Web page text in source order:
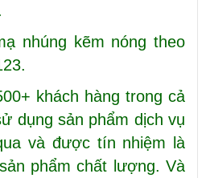
nhúng kẽm nóng theo
khách hàng trong cả
dụng sản phẩm dịch vụ
và được tín nhiệm là
phẩm chất lượng. Và